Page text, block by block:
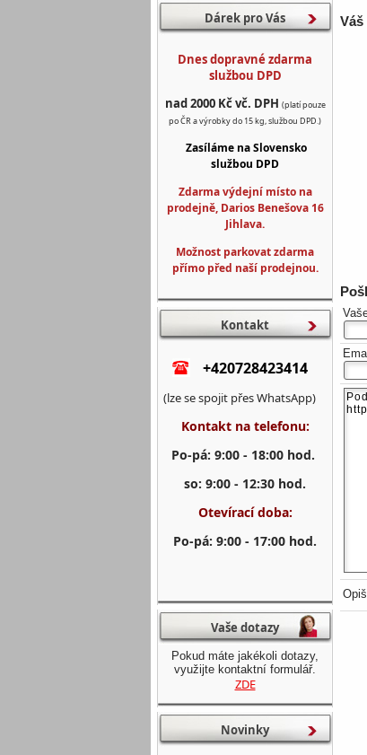
Váš
Dárek pro Vás
Dnes dopravné zdarma
službou DPD
nad 2000 Kč vč. DPH (platí pouze
po ČR a výrobky do 15 kg, službou DPD.)
Zasíláme na Slovensko
službou DPD
Zdarma výdejní místo na
prodejně, Darios Benešova 16
Jihlava.
Možnost parkovat zdarma
přímo před naší prodejnou.
Kontakt
+420728423414
(lze se spojit přes WhatsApp)
Kontakt na telefonu:
Po-pá: 9:00 - 18:00 hod.
so: 9:00 - 12:30 hod.
Otevírací doba:
Po-pá: 9:00 - 17:00 hod.
Vaše dotazy
Pokud máte jakékoli dotazy,
využijte kontaktní formulář.
ZDE
Novinky